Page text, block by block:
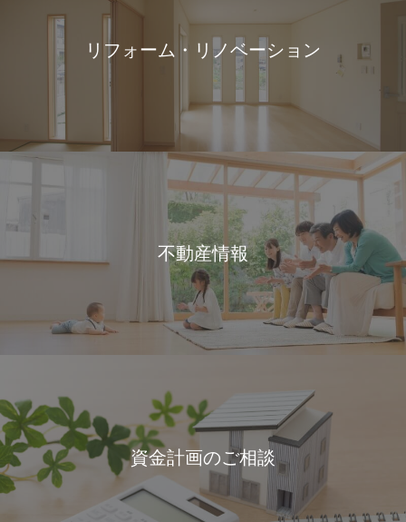
リフォーム・リノベーション
不動産情報
資金計画のご相談